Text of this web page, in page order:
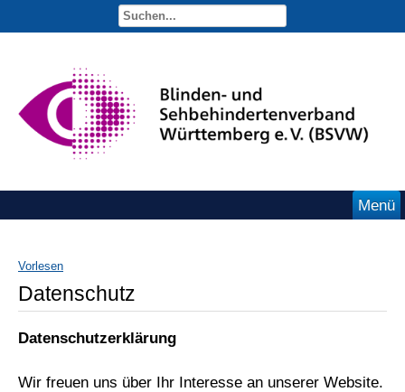
Menü
Vorlesen
Datenschutz
Datenschutzerklärung
Wir freuen uns über Ihr Interesse an unserer Website.